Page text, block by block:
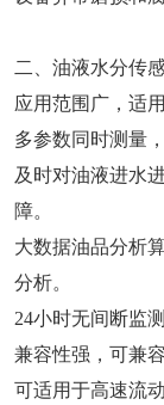
二、油液水分传
应用范围广，适
多参数同时测量
及时对油液进水
障。
大数据油品分析
分析。
24小时无间断监
兼容性强，可兼容
可适用于高速流